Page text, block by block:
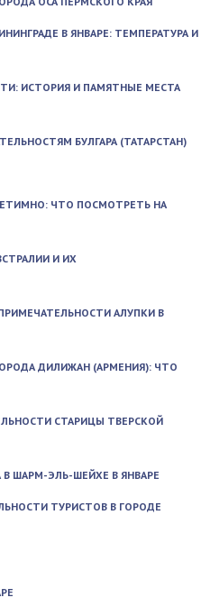
В ЯНВАРЕ: ТЕМПЕРАТУРА И
ИСТОРИЯ И ПАМЯТНЫЕ МЕСТА
БУЛГАРА (ТАТАРСТАН)
ЧТО ПОСМОТРЕТЬ НА
И ИХ
АЛУПКИ В
ДИЛИЖАН (АРМЕНИЯ): ЧТО
СТАРИЦЫ ТВЕРСКОЙ
ШАРМ-ЭЛЬ-ШЕЙХЕ В ЯНВАРЕ
ТУРИСТОВ В ГОРОДЕ